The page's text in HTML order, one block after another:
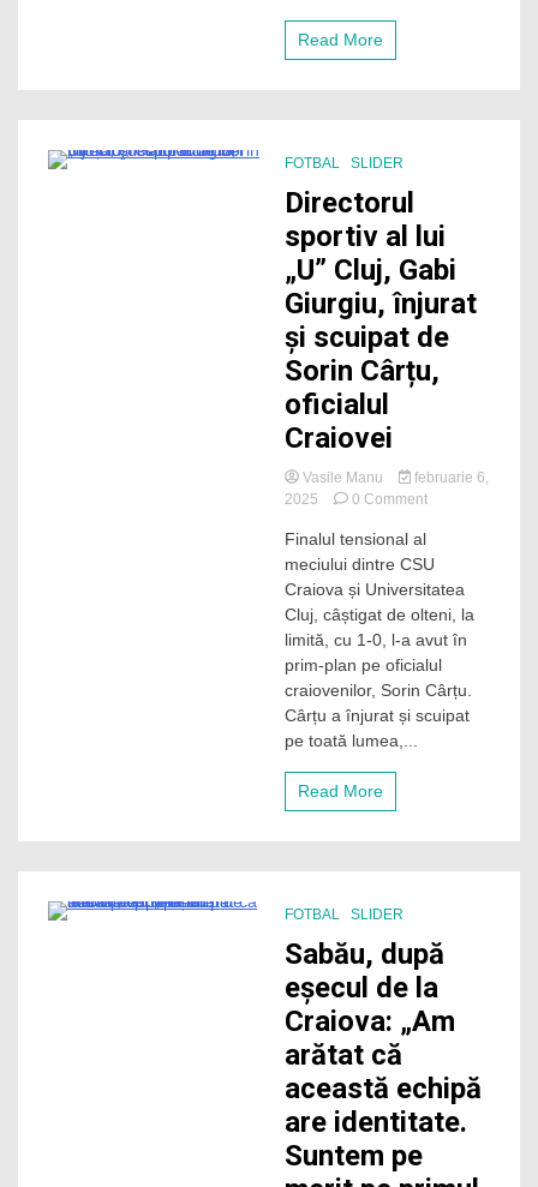
VAR!”
Read More
FOTBAL SLIDER
Directorul
sportiv al lui
„U” Cluj, Gabi
Giurgiu, înjurat
și scuipat de
Sorin Cârțu,
oficialul
Craiovei
Vasile Manu
februarie 6,
2025
0 Commenton
al
lui
Cluj,
Gabi
Giurgiu,
înjurat
și
Finalul tensional al
meciului dintre CSU
Craiova și Universitatea
Cluj, câștigat de olteni, la
limită, cu 1-0, l-a avut în
prim-plan pe oficialul
craiovenilor, Sorin Cârțu.
Cârțu a înjurat și scuipat
pe toată lumea,...
Read More
FOTBAL SLIDER
Sabău, după
eșecul de la
Craiova: „Am
arătat că
această echipă
are identitate.
Suntem pe